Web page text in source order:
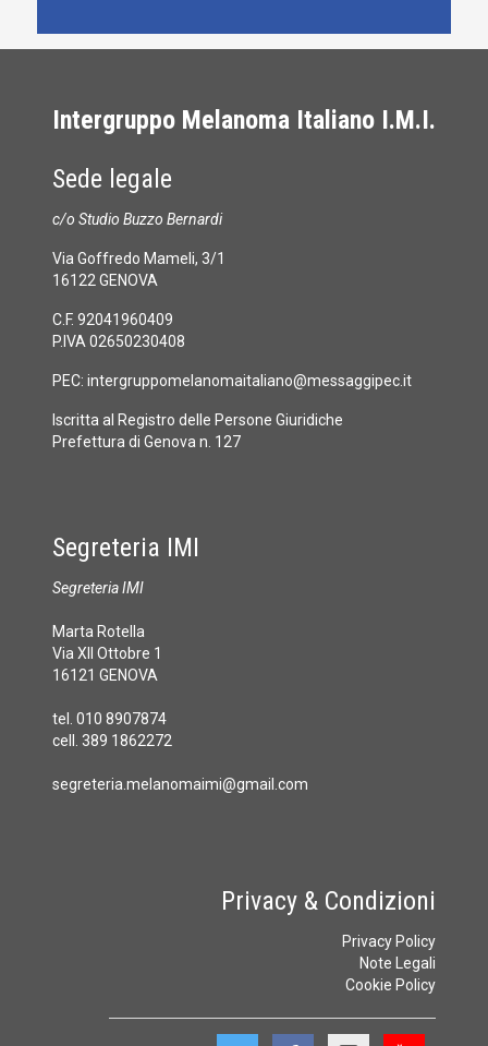
Intergruppo Melanoma Italiano I.M.I.
Sede legale
c/o Studio Buzzo Bernardi
Via Goffredo Mameli, 3/1
16122 GENOVA
C.F. 92041960409
P.IVA 02650230408
PEC: intergruppomelanomaitaliano@messaggipec.it
Iscritta al Registro delle Persone Giuridiche
Prefettura di Genova n. 127
Segreteria IMI
Segreteria IMI
Marta Rotella
Via XII Ottobre 1
16121 GENOVA
tel. 010 8907874
cell. 389 1862272
segreteria.melanomaimi@gmail.com
Privacy & Condizioni
Privacy Policy
Note Legali
Cookie Policy